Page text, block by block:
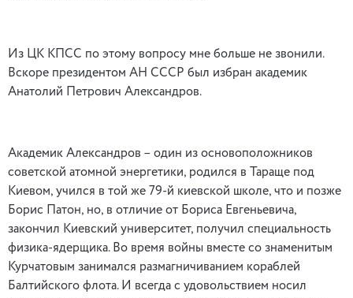
Из ЦК КПСС по этому вопросу мне больше не звонили.
Вскоре президентом АН СССР был избран академик
Анатолий Петрович Александров.
Академик Александров – один из основоположников
советской атомной энергетики, родился в Тараще под
Киевом, учился в той же 79-й киевской школе, что и позже
Борис Патон, но, в отличие от Бориса Евгеньевича,
закончил Киевский университет, получил специальность
физика-ядерщика. Во время войны вместе со знаменитым
Курчатовым занимался размагничиванием кораблей
Балтийского флота. И всегда с удовольствием носил